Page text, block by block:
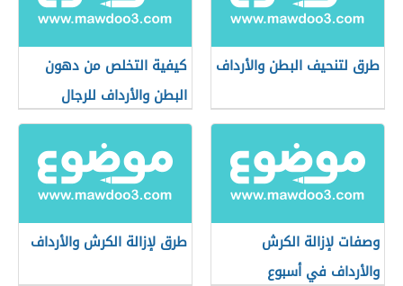
طرق لتنحيف البطن والأرداف
كيفية التخلص من دهون
البطن والأرداف للرجال
وصفات لإزالة الكرش
والأرداف في أسبوع
طرق لإزالة الكرش والأرداف